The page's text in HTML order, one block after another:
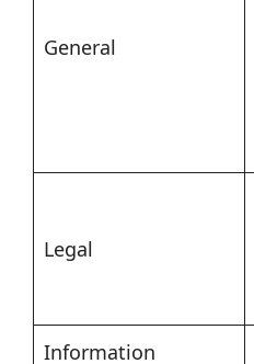
General
Legal
Information